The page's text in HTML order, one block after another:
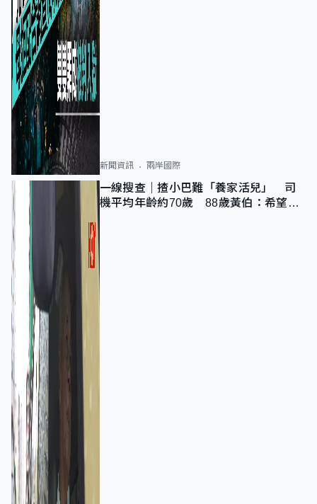
新聞資訊 兩岸國際
一線搜查｜揸小巴難「養家活兒」 司
機平均年齡約70歲 88歲黃伯：希望一